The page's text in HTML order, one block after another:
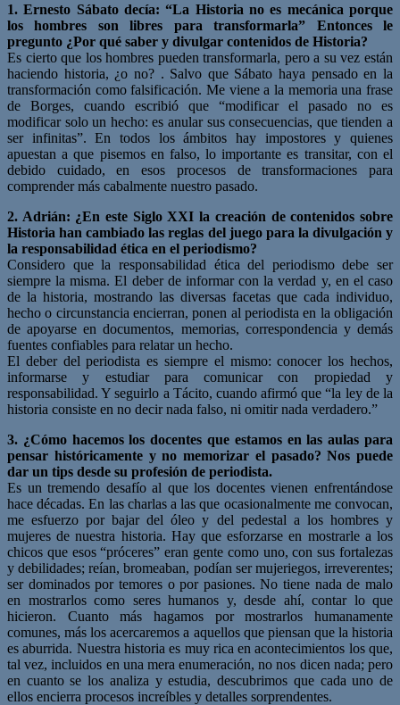
1. Ernesto Sábato decía: “La Historia no es mecánica porque
los hombres son libres para transformarla” Entonces le
pregunto ¿Por qué saber y divulgar contenidos de Historia?
Es cierto que los hombres pueden transformarla, pero a su vez están
haciendo historia, ¿o no? . Salvo que Sábato haya pensado en la
transformación como falsificación. Me viene a la memoria una frase
de Borges, cuando escribió que “modificar el pasado no es
modificar solo un hecho: es anular sus consecuencias, que tienden a
ser infinitas”. En todos los ámbitos hay impostores y quienes
apuestan a que pisemos en falso, lo importante es transitar, con el
debido cuidado, en esos procesos de transformaciones para
comprender más cabalmente nuestro pasado.
2. Adrián: ¿En este Siglo XXI la creación de contenidos sobre
Historia han cambiado las reglas del juego para la divulgación y
la responsabilidad ética en el periodismo?
Considero que la responsabilidad ética del periodismo debe ser
siempre la misma. El deber de informar con la verdad y, en el caso
de la historia, mostrando las diversas facetas que cada individuo,
hecho o circunstancia encierran, ponen al periodista en la obligación
de apoyarse en documentos, memorias, correspondencia y demás
fuentes confiables para relatar un hecho.
El deber del periodista es siempre el mismo: conocer los hechos,
informarse y estudiar para comunicar con propiedad y
responsabilidad. Y seguirlo a Tácito, cuando afirmó que “la ley de la
historia consiste en no decir nada falso, ni omitir nada verdadero.”
3. ¿Cómo hacemos los docentes que estamos en las aulas para
pensar históricamente y no memorizar el pasado? Nos puede
dar un tips desde su profesión de periodista.
Es un tremendo desafío al que los docentes vienen enfrentándose
hace décadas. En las charlas a las que ocasionalmente me convocan,
me esfuerzo por bajar del óleo y del pedestal a los hombres y
mujeres de nuestra historia. Hay que esforzarse en mostrarle a los
chicos que esos “próceres” eran gente como uno, con sus fortalezas
y debilidades; reían, bromeaban, podían ser mujeriegos, irreverentes;
ser dominados por temores o por pasiones. No tiene nada de malo
en mostrarlos como seres humanos y, desde ahí, contar lo que
hicieron. Cuanto más hagamos por mostrarlos humanamente
comunes, más los acercaremos a aquellos que piensan que la historia
es aburrida. Nuestra historia es muy rica en acontecimientos los que,
tal vez, incluidos en una mera enumeración, no nos dicen nada; pero
en cuanto se los analiza y estudia, descubrimos que cada uno de
ellos encierra procesos increíbles y detalles sorprendentes.